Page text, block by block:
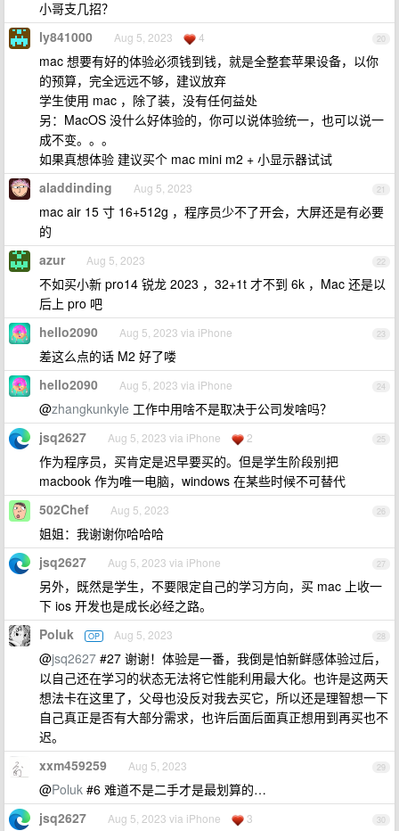
小哥支几招？
20
ly841000 Aug 5, 2023 4
mac 想要有好的体验必须钱到钱，就是全整套苹果设备，以你
的预算，完全远远不够，建议放弃
学生使用 mac ，除了装，没有任何益处
另：MacOS 没什么好体验的，你可以说体验统一，也可以说一
成不变。。。
如果真想体验 建议买个 mac mini m2 + 小显示器试试
21
aladdinding Aug 5, 2023
mac air 15 寸 16+512g ，程序员少不了开会，大屏还是有必要
的
22
azur Aug 5, 2023
不如买小新 pro14 锐龙 2023 ，32+1t 才不到 6k ，Mac 还是以
后上 pro 吧
23
hello2090 Aug 5, 2023 via iPhone
差这么点的话 M2 好了喽
24
hello2090 Aug 5, 2023 via iPhone
@zhangkunkyle 工作中用啥不是取决于公司发啥吗？
25
jsq2627 Aug 5, 2023 via iPhone 2
作为程序员，买肯定是迟早要买的。但是学生阶段别把
macbook 作为唯一电脑，windows 在某些时候不可替代
26
502Chef Aug 5, 2023
姐姐：我谢谢你哈哈哈
27
jsq2627 Aug 5, 2023 via iPhone
另外，既然是学生，不要限定自己的学习方向，买 mac 上收一
下 ios 开发也是成长必经之路。
28
Poluk OP Aug 5, 2023
@jsq2627 #27 谢谢！体验是一番，我倒是怕新鲜感体验过后，
以自己还在学习的状态无法将它性能利用最大化。也许是这两天
想法卡在这里了，父母也没反对我去买它，所以还是理智想一下
自己真正是否有大部分需求，也许后面后面真正想用到再买也不
迟。
29
xxm459259 Aug 5, 2023
@Poluk #6 难道不是二手才是最划算的…
30
jsq2627 Aug 5, 2023 via iPhone 3